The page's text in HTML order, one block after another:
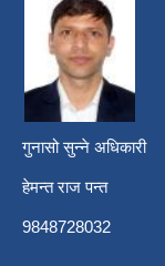
गुनासो सुन्ने अधिकारी
हेमन्त राज पन्त
9848728032